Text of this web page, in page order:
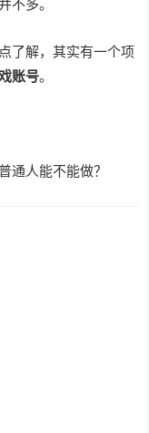
不多。
了解，其实有一个项
账号。
通人能不能做？